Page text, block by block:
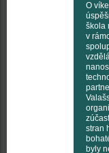
O
škola
v
stran
byly